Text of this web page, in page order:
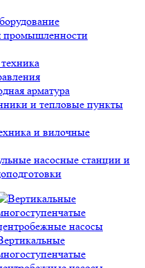
промышленности
арматура
и тепловые пункты
и вилочные
насосные станции и